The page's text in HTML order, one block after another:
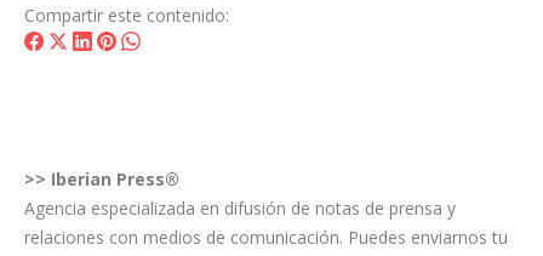
Compartir este contenido:
ShareShareShare
ShareShare
>> Iberian Press®
Agencia especializada en difusión de notas de prensa y
relaciones con medios de comunicación. Puedes enviarnos tu